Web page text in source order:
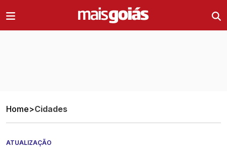
Home>Cidades
ATUALIZAÇÃO